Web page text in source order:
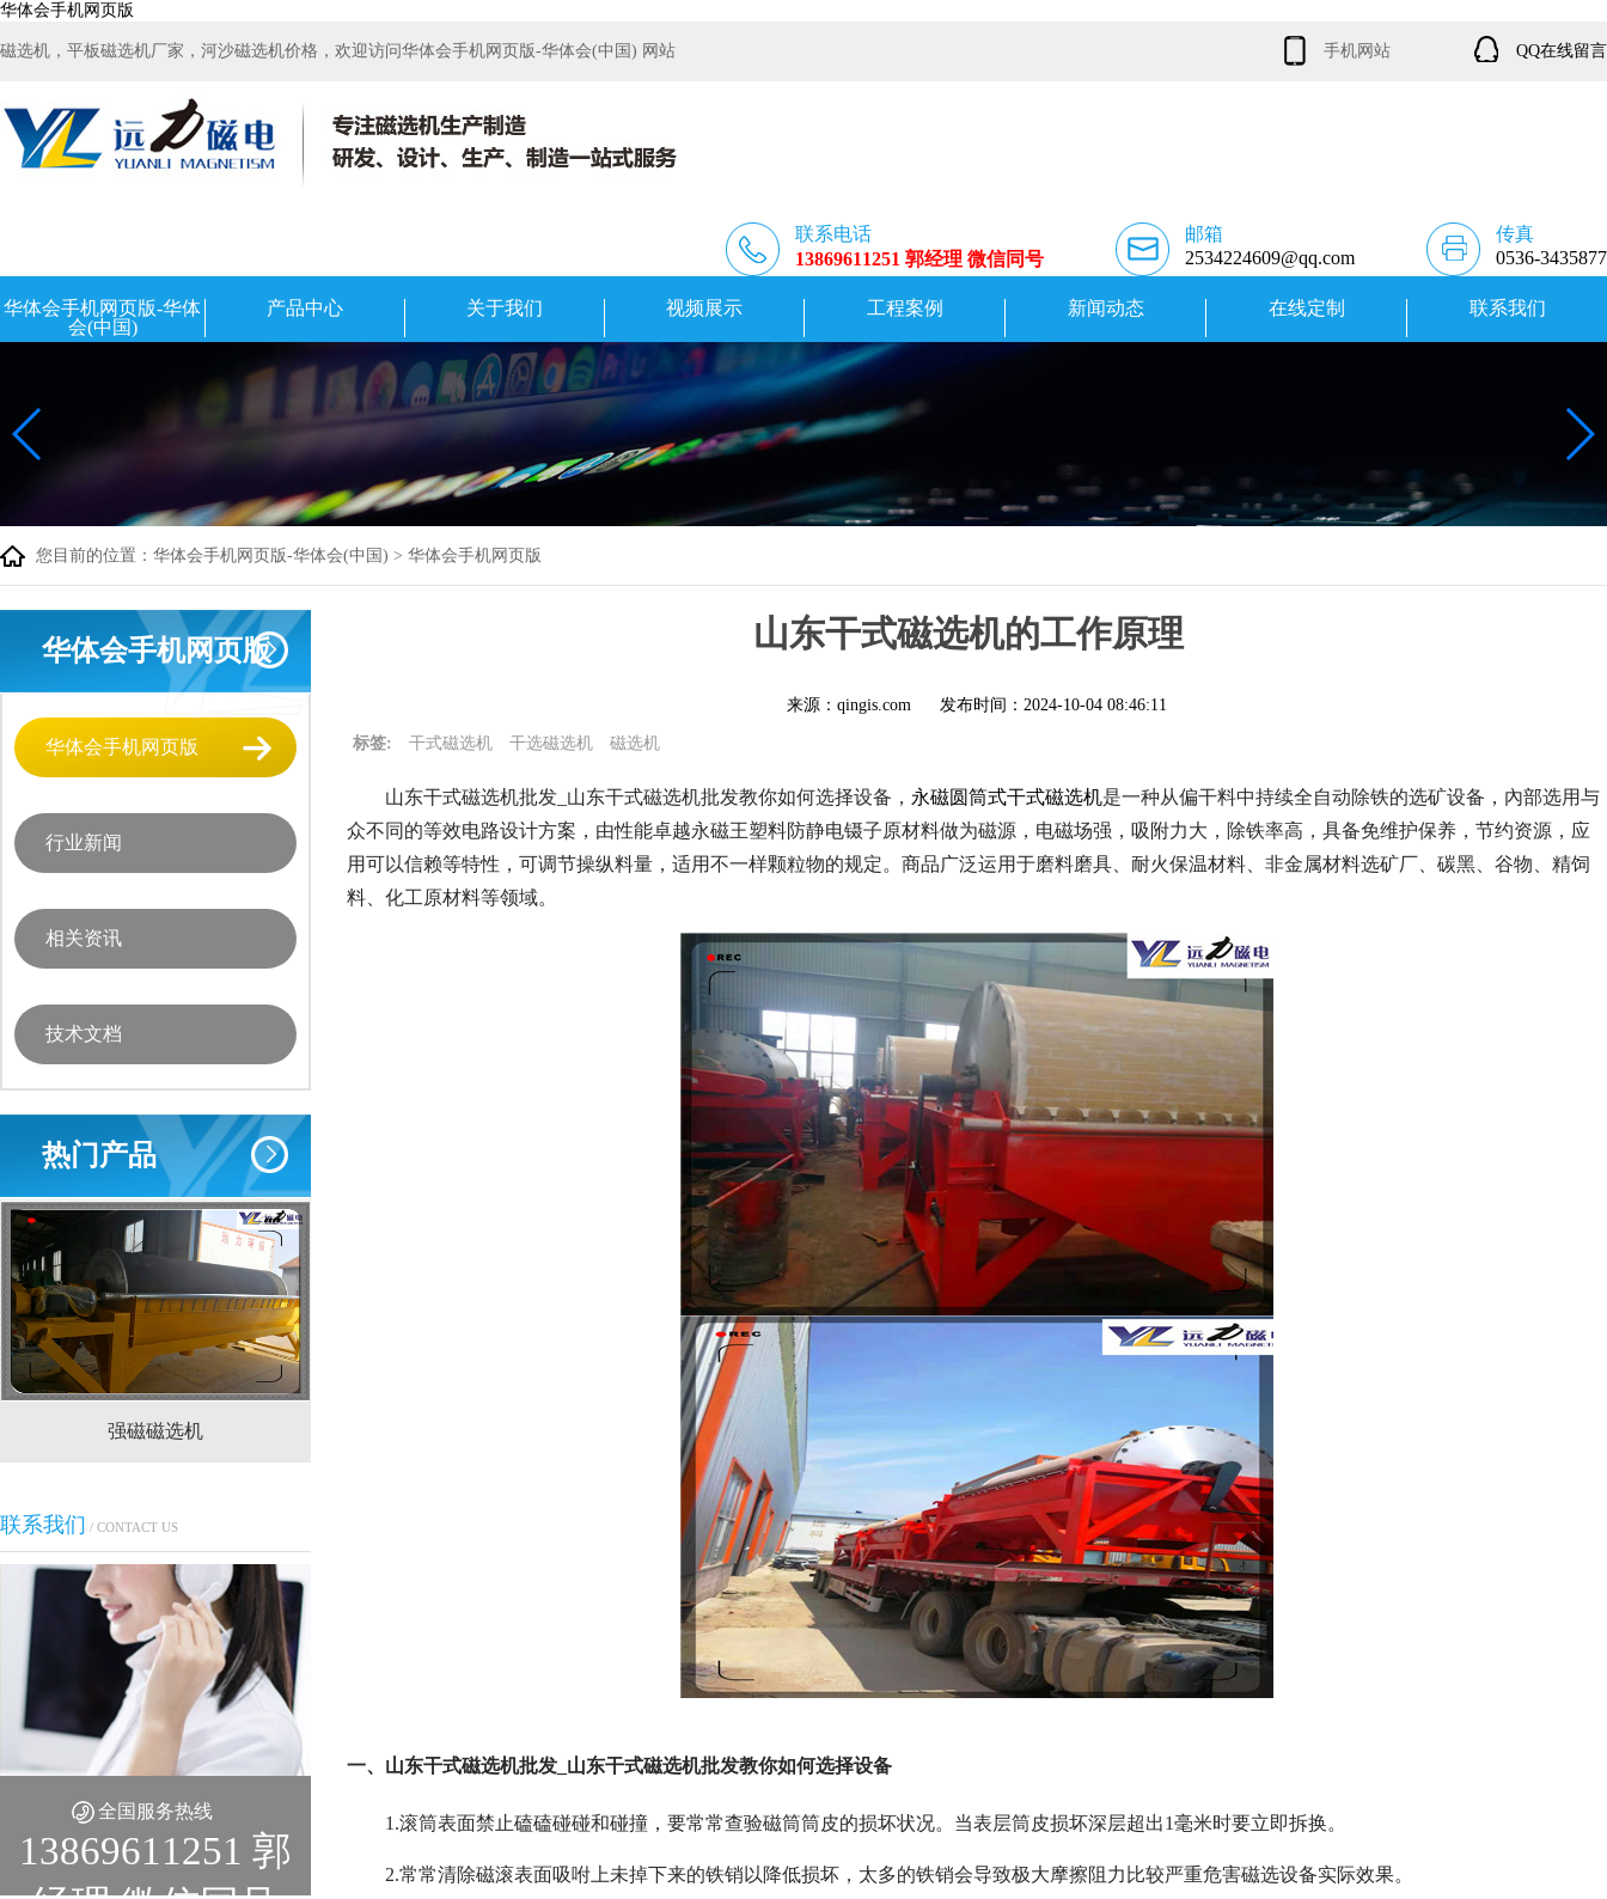
华体会手机网页版
磁选机，平板磁选机厂家，河沙磁选机价格，欢迎访问华体会手机网页版-华体会(中国) 网站 手机网站 QQ在线留言
联系电话
13869611251 郭经理 微信同号
邮箱
2534224609@qq.com
传真
0536-3435877
华体会手机网页版-华体
会(中国)
产品中心 关于我们 视频展示 工程案例 新闻动态 在线定制 联系我们
您目前的位置： 华体会手机网页版-华体会(中国) > 华体会手机网页版
华体会手机网页版
华体会手机网页版
行业新闻
相关资讯
技术文档
热门产品
强磁磁选机 稀土永磁辊式强磁选机 RCT系列全磁永磁滚筒
联系我们 / CONTACT US
全国服务热线
13869611251 郭
山东干式磁选机的工作原理
来源：qingis.com 发布时间： 2024-10-04 08:46:11
标签: 干式磁选机 干选磁选机 磁选机
山东干式磁选机批发_山东干式磁选机批发教你如何选择设备， 永磁圆筒式干式磁选机是一种从偏干料中持续全自动除铁的选矿设备，內部选用与
众不同的等效电路设计方案，由性能卓越永磁王塑料防静电镊子原材料做为磁源，电磁场强，吸附力大，除铁率高，具备免维护保养，节约资源，应
用可以信赖等特性，可调节操纵料量，适用不一样颗粒物的规定。商品广泛运用于磨料磨具、耐火保温材料、非金属材料选矿厂、碳黑、谷物、精饲
料、化工原材料等领域。
一、山东干式磁选机批发_山东干式磁选机批发教你如何选择设备
1.滚筒表面禁止磕磕碰碰和碰撞，要常常查验磁筒筒皮的损坏状况。当表层筒皮损坏深层超出1毫米时要立即拆换。
2.常常清除磁滚表面吸咐上未掉下来的铁销以降低损坏，太多的铁销会导致极大摩擦阻力比较严重危害磁选设备实际效果。